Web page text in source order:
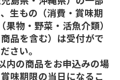
生もの（消費・賞味期
物・野菜・活魚介類）
品を含む）は受付がで
さい。
の商品をお申込みの場
味期限の当日になるこ